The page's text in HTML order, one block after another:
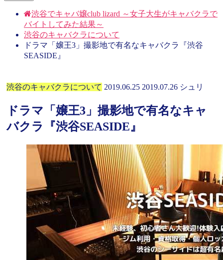
渋谷でキャバ嬢club lizard ～女子大生がキャバクラで
バイトしてみた結果～
渋谷のキャバクラについて
ドラマ「嬢王3」撮影地で有名なキャバクラ『渋谷
SEASIDE』
渋谷のキャバクラについて 2019.06.25 2019.07.26 シュリ
ドラマ「嬢王3」撮影地で有名なキャ
バクラ『渋谷SEASIDE』